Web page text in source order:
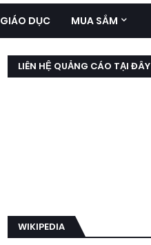
GIÁO DỤC MUA SẮM
LIÊN HỆ QUẢNG CÁO TẠI ĐÂY
WIKIPEDIA